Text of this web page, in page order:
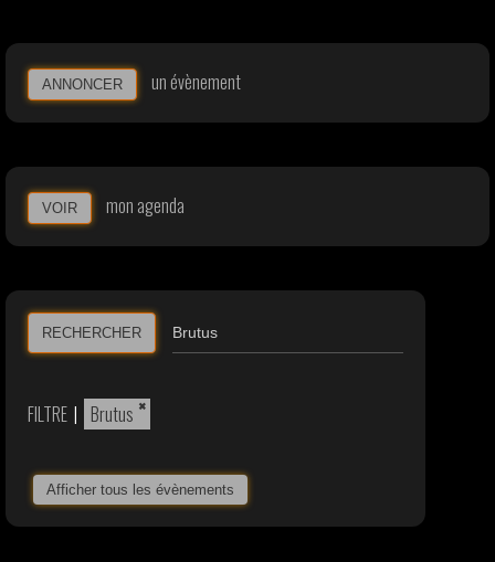
ANNONCER un évènement
VOIR mon agenda
RECHERCHER
FILTRE | ×
Brutus
Afficher tous les évènements